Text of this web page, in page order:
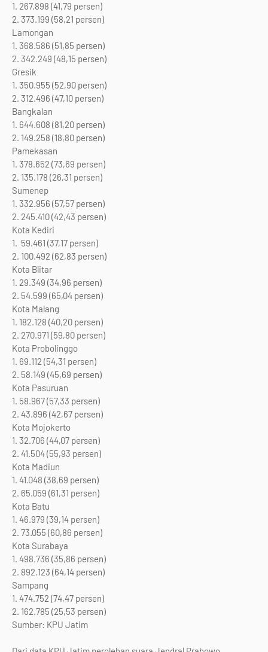
1. 267.898 (41,79 persen)
2. 373.199 (58,21 persen)
Lamongan
1. 368.586 (51,85 persen)
2. 342.249 (48,15 persen)
Gresik
1. 350.955 (52,90 persen)
2. 312.496 (47,10 persen)
Bangkalan
1. 644.608 (81,20 persen)
2. 149.258 (18,80 persen)
Pamekasan
1. 378.652 (73,69 persen)
2. 135.178 (26,31 persen)
Sumenep
1. 332.956 (57,57 persen)
2. 245.410 (42,43 persen)
Kota Kediri
1. 59.461 (37,17 persen)
2. 100.492 (62,83 persen)
Kota Blitar
1. 29.349 (34,96 persen)
2. 54.599 (65,04 persen)
Kota Malang
1. 182.128 (40,20 persen)
2. 270.971 (59,80 persen)
Kota Probolinggo
1. 69.112 (54,31 persen)
2. 58.149 (45,69 persen)
Kota Pasuruan
1. 58.967 (57,33 persen)
2. 43.896 (42,67 persen)
Kota Mojokerto
1. 32.706 (44,07 persen)
2. 41.504 (55,93 persen)
Kota Madiun
1. 41.048 (38,69 persen)
2. 65.059 (61,31 persen)
Kota Batu
1. 46.979 (39,14 persen)
2. 73.055 (60,86 persen)
Kota Surabaya
1. 498.736 (35,86 persen)
2. 892.123 (64,14 persen)
Sampang
1. 474.752 (74,47 persen)
2. 162.785 (25,53 persen)
Sumber: KPU Jatim